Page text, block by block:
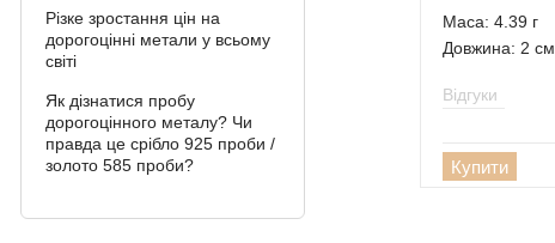
Арабський Бісмарк
Давид
Подвійний Бісмарк
Різке зростання цін на
дорогоцінні метали у всьому
світі
Як дізнатися пробу
дорогоцінного металу? Чи
правда це срібло 925 проби /
золото 585 проби?
Маса: 4.39 г
Довжина: 2 см
Відгуки
Купити